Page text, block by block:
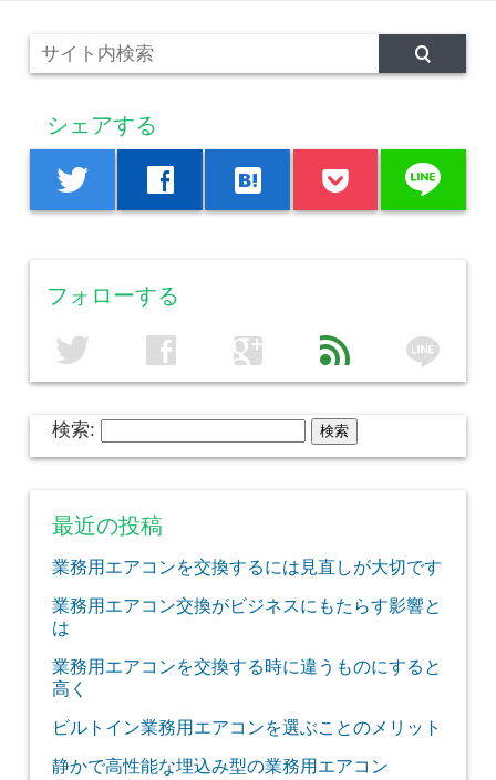
シェアする
twitter facebook hatenabookmark line
フォローする
twitter facebook google feed line
検索:
最近の投稿
業務用エアコンを交換するには見直しが大切です
業務用エアコン交換がビジネスにもたらす影響と
は
業務用エアコンを交換する時に違うものにすると
高く
ビルトイン業務用エアコンを選ぶことのメリット
静かで高性能な埋込み型の業務用エアコン